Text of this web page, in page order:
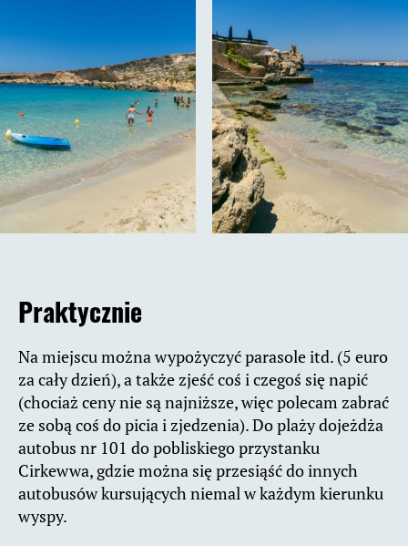
Praktycznie
Na miejscu można wypożyczyć parasole itd. (5 euro
za cały dzień), a także zjeść coś i czegoś się napić
(chociaż ceny nie są najniższe, więc polecam zabrać
ze sobą coś do picia i zjedzenia). Do plaży dojeżdża
autobus nr 101 do pobliskiego przystanku
Cirkewwa, gdzie można się przesiąść do innych
autobusów kursujących niemal w każdym kierunku
wyspy.